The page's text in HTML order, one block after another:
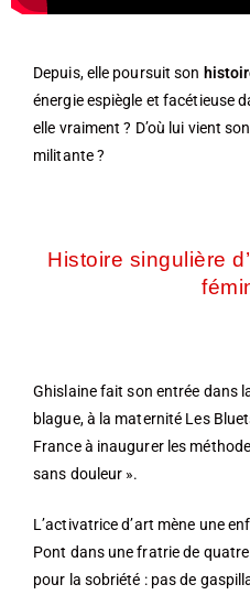
Depuis, elle poursuit son
énergie espiègle et facétieuse
elle vraiment ? D’où lui vient
militante ?
Histoire singulière
Ghislaine fait son entrée dans
blague, à la maternité Les
France à inaugurer les
sans douleur ».
L’activatrice d’art mène une
Pont dans une fratrie de
pour la sobriété : pas de